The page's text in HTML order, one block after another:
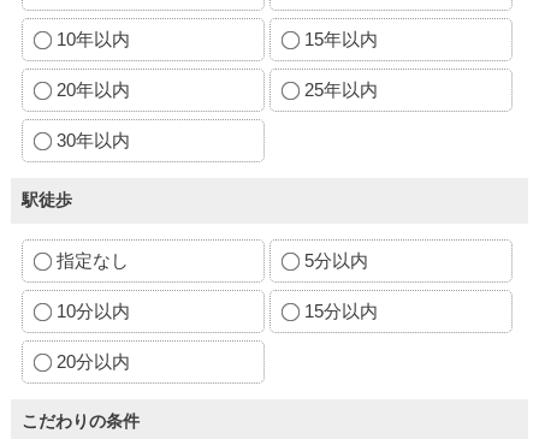
10年以内 15年以内
20年以内 25年以内
30年以内
駅徒歩
指定なし 5分以内
10分以内 15分以内
20分以内
こだわりの条件